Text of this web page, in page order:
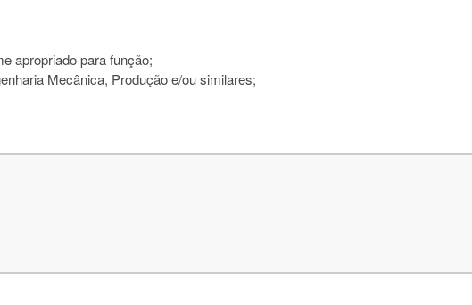
apropriado para função;
Mecânica, Produção e/ou similares;